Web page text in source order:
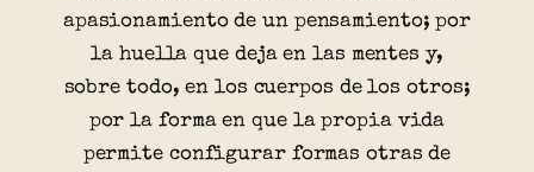
apasionamiento de un pensamiento; por
la huella que deja en las mentes y,
sobre todo, en los cuerpos de los otros;
por la forma en que la propia vida
permite configurar formas otras de